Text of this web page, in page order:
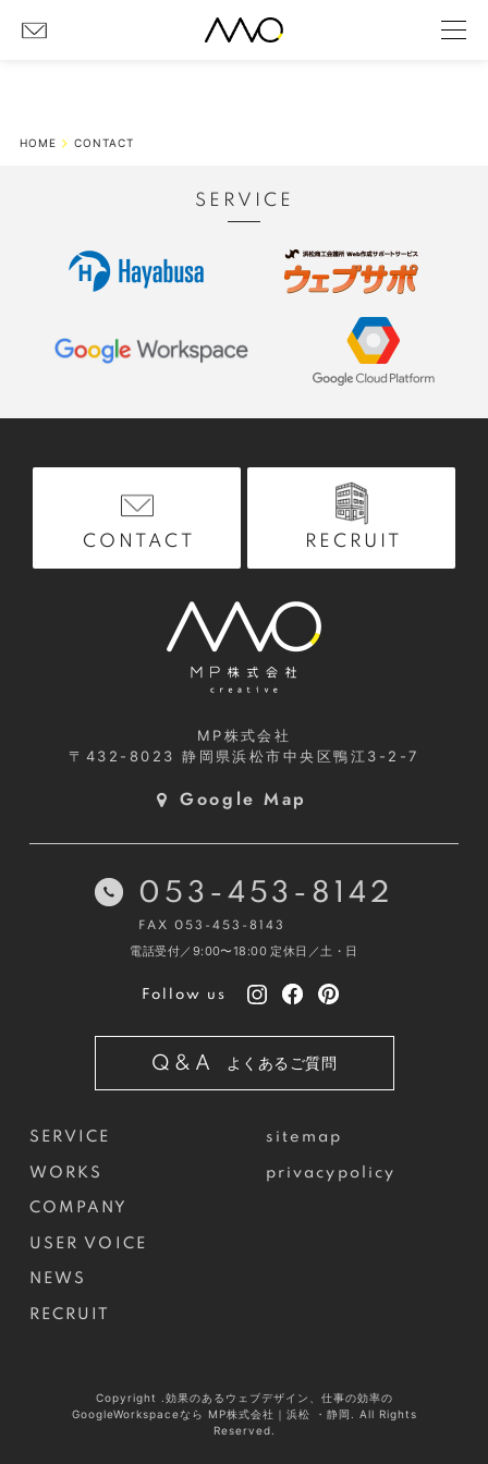
HOME CONTACT
SERVICE
CONTACT RECRUIT
MP株式会社
〒432-8023静岡県浜松市中央区鴨江3-2-7
Google Map
SERVICE
WORKS
COMPANY
USER VOICE
NEWS
RECRUIT
sitemap
privacypolicy
053-453-8142
FAX 053-453-8143
電話受付／9:00〜18:00 定休日／土・日
Follow us
Q&A よくあるご質問
Copyright .効果のあるウェブデザイン、仕事の効率の
GoogleWorkspaceなら MP株式会社｜浜松 ・静岡. All Rights
Reserved.